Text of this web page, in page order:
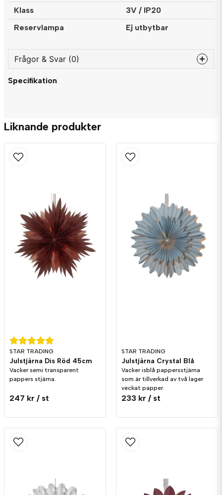
Klass
3V / IP20
Reservlampa
Ej utbytbar
Frågor & Svar (0)
question
Namn
Ja, ni får publicera min fråga
Specifikation
Liknande produkter
STAR TRADING
Julstjärna Dis Röd 45cm
Vacker semi transparent
pappers stjärna.
247 kr / st
STAR TRADING
Julstjärna Crystal Blå
Vacker isblå pappersstjärna
som är tillverkad av två lager
veckat papper.
233 kr / st